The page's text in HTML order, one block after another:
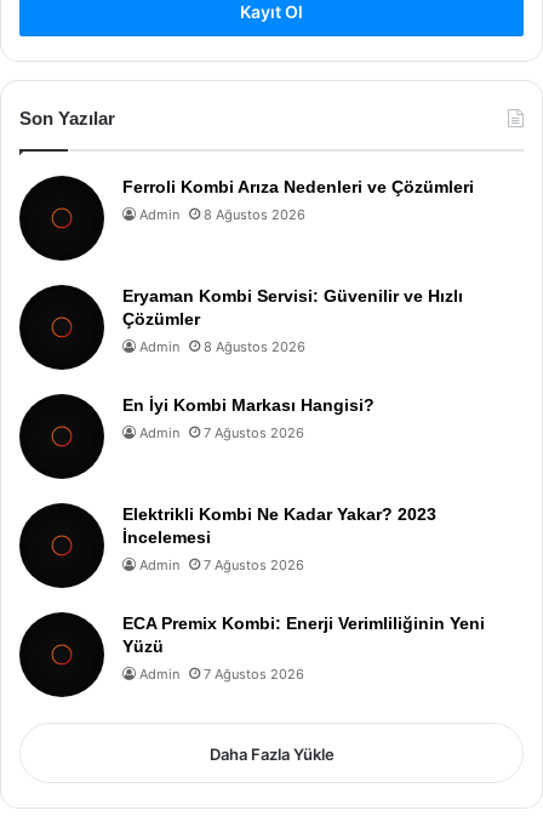
Kayıt Ol
Son Yazılar
Ferroli Kombi Arıza Nedenleri ve Çözümleri
Admin 8 Ağustos 2026
Eryaman Kombi Servisi: Güvenilir ve Hızlı
Çözümler
Admin 8 Ağustos 2026
En İyi Kombi Markası Hangisi?
Admin 7 Ağustos 2026
Elektrikli Kombi Ne Kadar Yakar? 2023
İncelemesi
Admin 7 Ağustos 2026
ECA Premix Kombi: Enerji Verimliliğinin Yeni
Yüzü
Admin 7 Ağustos 2026
Daha Fazla Yükle